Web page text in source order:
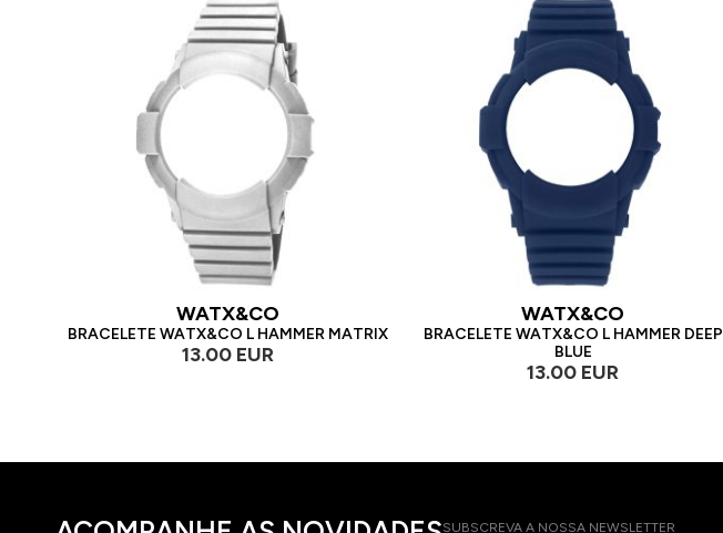
WATX&CO
BRACELETE WATX&CO L HAMMER MATRIX
13.00 EUR
WATX&CO
BRACELETE WATX&CO L HAMMER DEEP
BLUE
13.00 EUR
SUBSCREVA A NOSSA NEWSLETTER